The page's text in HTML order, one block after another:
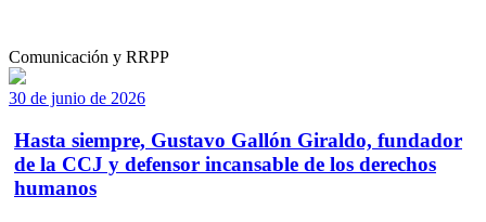
Comunicación y RRPP
30 de junio de 2026
Hasta siempre, Gustavo Gallón Giraldo, fundador
de la CCJ y defensor incansable de los derechos
humanos